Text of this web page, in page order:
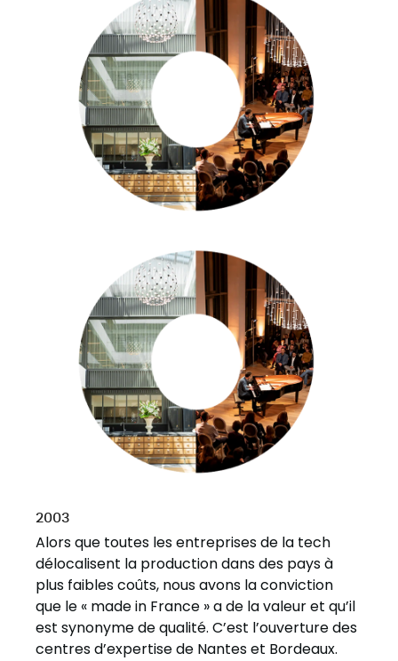
2003
Alors que toutes les entreprises de la tech
délocalisent la production dans des pays à
plus faibles coûts, nous avons la conviction
que le « made in France » a de la valeur et qu’il
est synonyme de qualité. C’est l’ouverture des
centres d’expertise de Nantes et Bordeaux.